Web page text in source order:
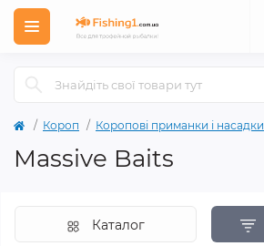
Короп Коропові приманки і насадки
Massive Baits
Каталог